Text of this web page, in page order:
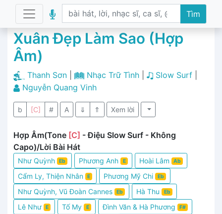
Tìm
Xuân Đẹp Làm Sao (Hợp
Âm)
Thanh Sơn Nhạc Trữ Tình| Slow Surf
Nguyễn Quang Vinh
b [C] # A ⇓ ⇑ Xem lời
Hợp Âm(Tone [C] - Điệu Slow Surf - Không
Capo)/Lời Bài Hát
Như Quỳnh Eb Phương Anh E Hoài Lâm Ab
Cẩm Ly, Thiện Nhân E Phương Mỹ Chi Eb
Như Quỳnh, Vũ Đoàn Cannes Eb Hà Thu Eb
Lê Như E Tố My E Đình Văn & Hà Phương F#